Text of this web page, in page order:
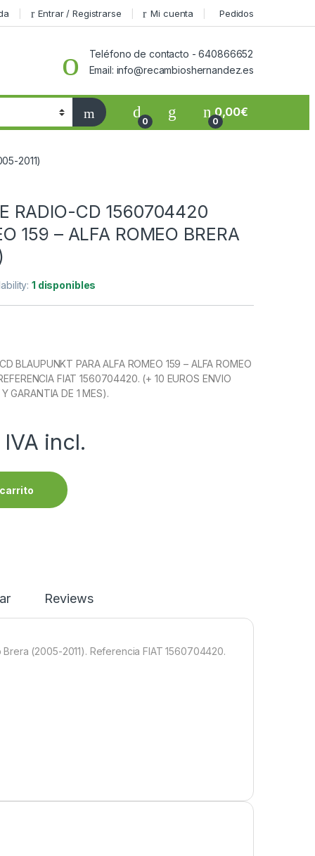
Entrar / Registrarse Mi cuenta Pedidos
Teléfono de contacto - 640866652
Email: info@recambioshernandez.es
0 0
0,00€
2011)
RADIO-CD 1560704420
159 – ALFA ROMEO BRERA
1 disponibles
BLAUPUNKT PARA ALFA ROMEO 159 – ALFA ROMEO
FIAT 1560704420. (+ 10 EUROS ENVIO
GARANTIA DE 1 MES).
IVA incl.
Reviews
(2005-2011). Referencia FIAT 1560704420.